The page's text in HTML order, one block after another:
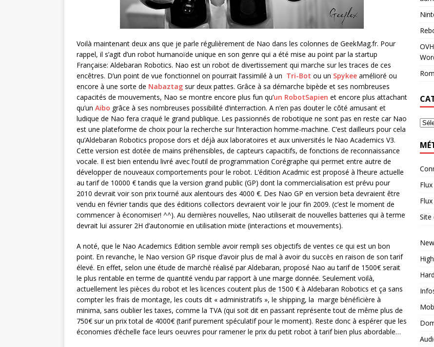
Voilà maintenant deux ans que je parle régulièrement de Nao dans les colonnes de GeekMag.fr. Pour
rappel, il s’agit d’un robot humanoïde unique en son genre qui a été mise au point par la startup
Française: Aldebaran Robotics. Nao est un robot de divertissement qui marche sur les traces de ces
encêtres. D’un point de vue fonctionnel on pourrait l’assimilé à un Tri-Bot ou un Spykee amélioré ou
encore à une sorte de Nabaztag sur deux pattes. Grâce à sa démarche bipède et ses nombreuses
capacités de mouvements, Nao se montre encore plus fun qu’un RobotSapien et encore plus attachant
qu’un Aibo grâce à ses nombreuses possibilité d’interraction. A n’en pas douter le côté amusant et
ludique de Nao fera craqué le grand publique. Les passionnés de robotique ne sont pas en reste car Nao
est une plateforme de choix pour la recherche sur l’interaction homme-machine. C’est dailleurs pour cela
qu’Aldebaran Robotics propose dors et déjà aux laboratoires et aux universités le Nao Academics V3.
Cette version est dotée de mains préhensibles, de capteurs capacitifs, de fonctions de reconnaissance
vocale. Il est bien entendu livré avec l’outil de programmation Corégraphe qui permet entre autre de
développer de nouveaux comportements pour le robot. L’édition Acadmic est proposé à l’heure actuelle
au tarif de 10000 € tandis que la version grand public (GP) dont la commercialisation est prévu pour
2010 devrait voir son prix tourné aux alentours des 4000 €. Des Nao GP en version beta devraient être
vendu en février tandis que des éditions collectors devraient voir le jour fin 2009. (c’est le moment de
commencer à économiser! ^^). Au dernières nouvelles, Nao utiliserait de nouvelles batteries qui à terme
devrait lui assurer 2H d’autonomie en utilisation mixte (interactions et mouvements).
A noté, que le Nao Academics Edition semble avoir rempli ses objectifs de ventes ce qui est un bon
point. En revanche, le Nao version GP risque d’avoir plus de mal à avoir du succès en raison de son tarif
élevé. En effet, selon une étude de marché réalisé par Aldebaran, proposé Nao au tarif de 1500€ serait
le plus rentable en terme de quantité vendu par rapport à une marge donnée. Seulement voilà,
actuellement les pièces du robot et les licences coutent plus de 1500 € à Aldebaran Robotics et ça sans
compter les frais de montage, les couts dit « administratifs », le shipping, la marge bénéficière à
minima, sans oublier les taxes, comme la TVA (qui soit dit en passant représente tout de même plus de
750€ sur un prix total de 4000€ (tarif purement spéculatif pour le moment). Reste donc à espérer que les
économies d’échelle face leurs oeuvres pour ramener le prix du petit robot à tarif bien plus abordable…
Site